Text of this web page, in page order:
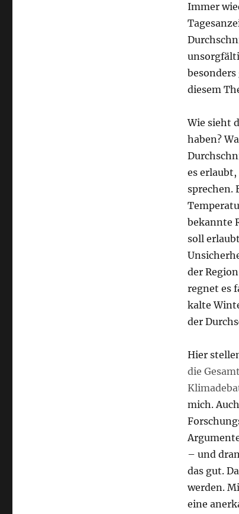
Immer
diesem
Wie sieht
haben?
es
sprechen.
bekannte
soll
der
regnet es
kalte
der
Hier
die
mich.
– und
das gut.
werden.
eine